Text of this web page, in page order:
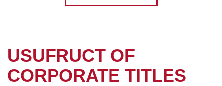
USUFRUCT OF
CORPORATE TITLES